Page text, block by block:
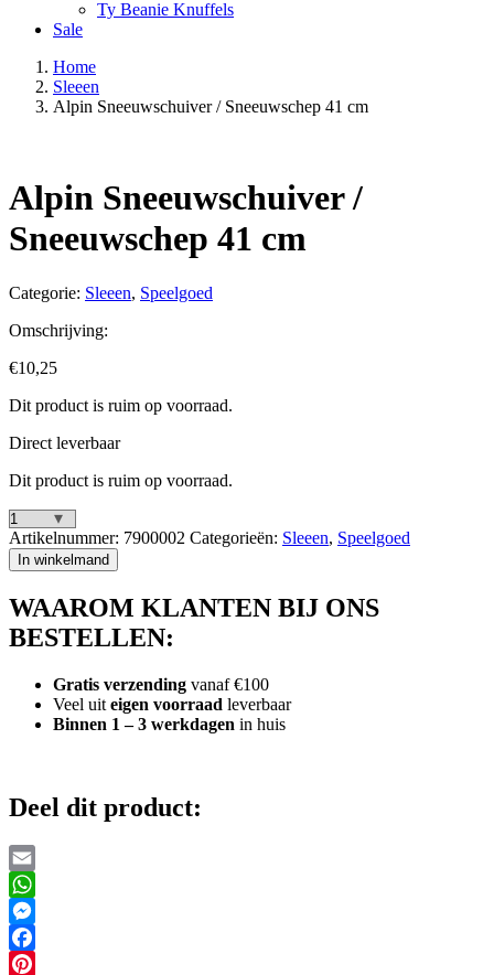
Ty Beanie Knuffels
Sale
Home
Sleeen
Alpin Sneeuwschuiver / Sneeuwschep 41 cm
Alpin Sneeuwschuiver /
Sneeuwschep 41 cm
Categorie: Sleeen, Speelgoed
Omschrijving:
€10,25
Dit product is ruim op voorraad.
Direct leverbaar
Dit product is ruim op voorraad.
Alpin
Sneeuwschuiver
/
41
cm
aantal
Artikelnummer: 7900002 Categorieën: Sleeen, Speelgoed
In winkelmand
WAAROM KLANTEN BIJ ONS
BESTELLEN:
Gratis verzending vanaf €100
Veel uit eigen voorraad leverbaar
Binnen 1 – 3 werkdagen in huis
Deel dit product:
Email
WhatsApp
Messenger
Facebook